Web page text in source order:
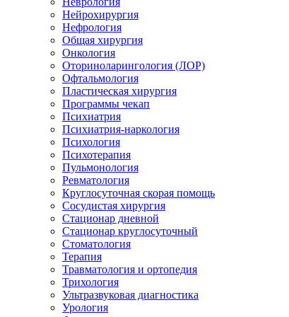
Нейрохирургия
Нефрология
Общая хирургия
Онкология
Оториноларингология (ЛОР)
Офтальмология
Пластическая хирургия
Программы чекап
Психиатрия
Психиатрия-наркология
Психология
Психотерапия
Пульмонология
Ревматология
Круглосуточная скорая помощь
Сосудистая хирургия
Стационар дневной
Стационар круглосуточный
Стоматология
Терапия
Травматология и ортопедия
Трихология
Ультразвуковая диагностика
Урология